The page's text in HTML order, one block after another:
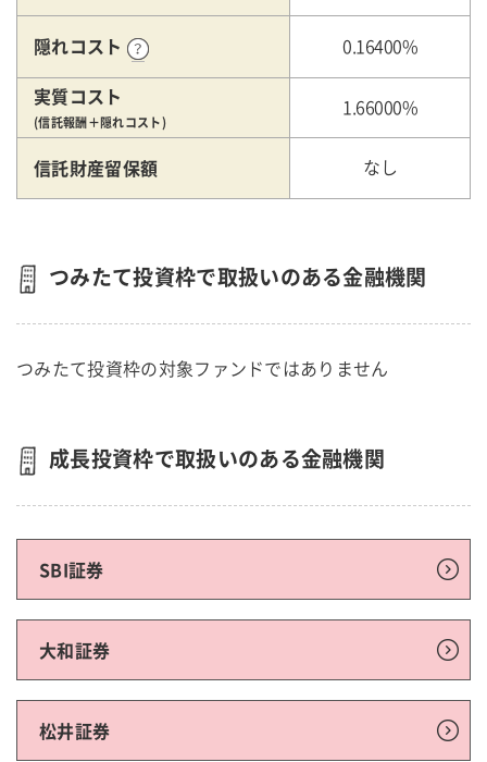
隠れコスト 0.16400%
実質コスト
(信託報酬＋隠れコスト)
1.66000%
信託財産留保額 なし
つみたて投資枠で取扱いのある金融機関
つみたて投資枠の対象ファンドではありません
成長投資枠で取扱いのある金融機関
SBI証券
大和証券
松井証券